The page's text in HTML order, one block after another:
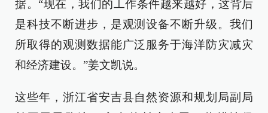
据。“现在，我们的工作条件越来越好，这背后
是科技不断进步，是观测设备不断升级。我们
所取得的观测数据能广泛服务于海洋防灾减灾
和经济建设。”姜文凯说。
这些年，浙江省安吉县自然资源和规划局副局